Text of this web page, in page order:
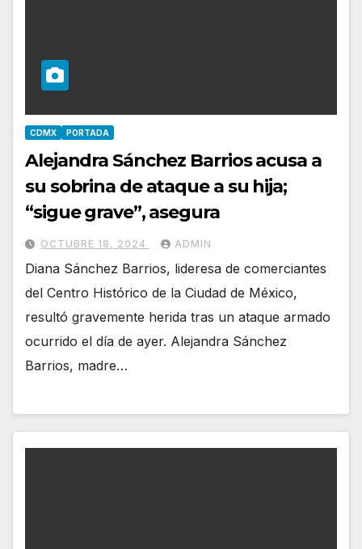
CDMX PORTADA
Alejandra Sánchez Barrios acusa a
su sobrina de ataque a su hija;
“sigue grave”, asegura
OCTUBRE 18, 2024 ADMIN
Diana Sánchez Barrios, lideresa de comerciantes
del Centro Histórico de la Ciudad de México,
resultó gravemente herida tras un ataque armado
ocurrido el día de ayer. Alejandra Sánchez
Barrios, madre…